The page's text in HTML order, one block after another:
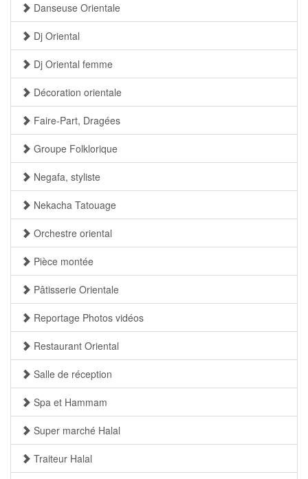
Danseuse Orientale
Dj Oriental
Dj Oriental femme
Décoration orientale
Faire-Part, Dragées
Groupe Folklorique
Negafa, styliste
Nekacha Tatouage
Orchestre oriental
Pièce montée
Pâtisserie Orientale
Reportage Photos vidéos
Restaurant Oriental
Salle de réception
Spa et Hammam
Super marché Halal
Traiteur Halal